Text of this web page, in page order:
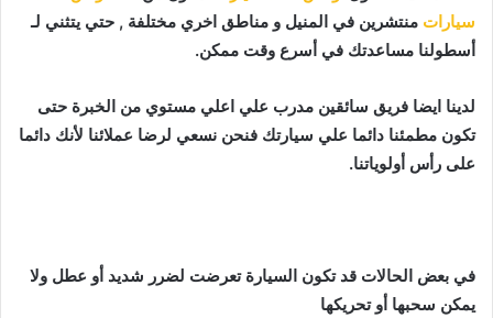
سيارات منتشرين في المنيل و مناطق اخري مختلفة , حتي يتثني لـ
أسطولنا مساعدتك في أسرع وقت ممكن.
لدينا ايضا فريق سائقين مدرب علي اعلي مستوي من الخبرة حتى
تكون مطمئنا دائما علي سيارتك فنحن نسعي لرضا عملائنا لأنك دائما
على رأس أولوياتنا.
في بعض الحالات قد تكون السيارة تعرضت لضرر شديد أو عطل ولا
يمكن سحبها أو تحريكها